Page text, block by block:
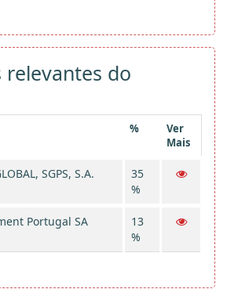
do
%
Ver
Mais
SGPS, S.A.
35
%
Portugal SA
13
%